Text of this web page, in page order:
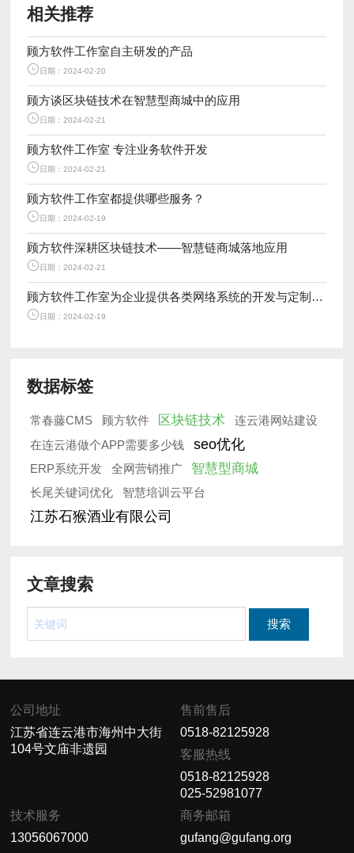
相关推荐
顾方软件工作室自主研发的产品
日期：2024-02-20
顾方谈区块链技术在智慧型商城中的应用
日期：2024-02-21
顾方软件工作室 专注业务软件开发
日期：2024-02-21
顾方软件工作室都提供哪些服务？
日期：2024-02-19
顾方软件深耕区块链技术——智慧链商城落地应用
日期：2024-02-21
顾方软件工作室为企业提供各类网络系统的开发与定制服务
日期：2024-02-19
数据标签
常春藤CMS 顾方软件 区块链技术
连云港网站建设
在连云港做个APP需要多少钱
seo优化
ERP系统开发 全网营销推广 智慧型商城
长尾关键词优化 智慧培训云平台
江苏石猴酒业有限公司
文章搜索
公司地址
江苏省连云港市海州中大街
104号文庙非遗园
售前售后
0518-82125928
客服热线
0518-82125928
025-52981077
技术服务
13056067000
商务邮箱
gufang@gufang.org